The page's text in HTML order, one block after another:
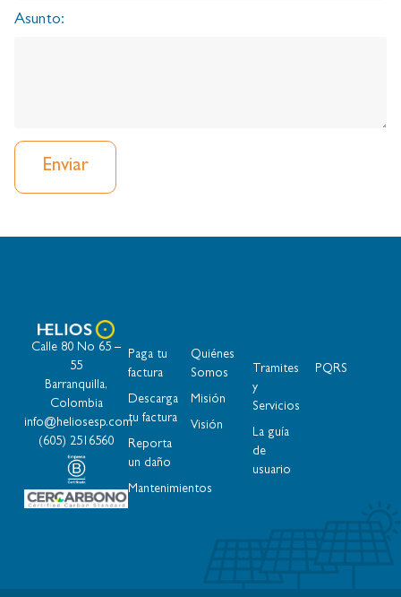
Asunto:
Enviar
Calle 80 No 65 –
55
Barranquilla,
Colombia
info@heliosesp.com
(605) 2516560
Paga tu
factura
Descarga
tu factura
Reporta
un daño
Mantenimientos
Quiénes
Somos
Misión
Visión
Tramites
y
Servicios
La guía
de
usuario​
PQRS